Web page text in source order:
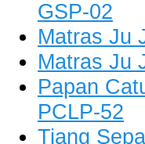
GSP-02
Matras Ju
Matras Ju
Papan
PCLP-52
Tiang